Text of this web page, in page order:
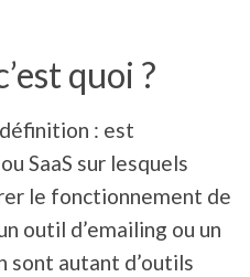
quoi ?
: est
SaaS sur lesquels
le fonctionnement de
outil d’emailing ou un
sont autant d’outils